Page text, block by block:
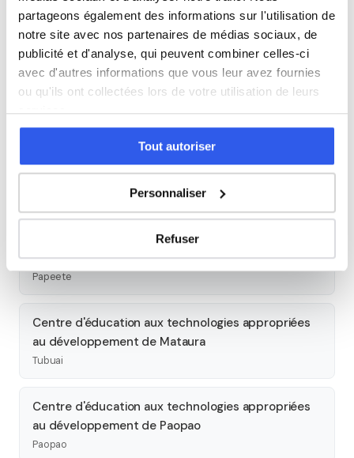
partageons également des informations sur l'utilisation de
notre site avec nos partenaires de médias sociaux, de
publicité et d'analyse, qui peuvent combiner celles-ci
avec d'autres informations que vous leur avez fournies
ou qu'ils ont collectées lors de votre utilisation de leurs
services.
Tout autoriser
Personnaliser
Refuser
Études supérieures
Autres lycées à proximité
Lycée hôtelier de Tahiti
Lycée Samuel Raapoto
Arue
Collège et lycée Pomare IV
Papeete
Centre d'éducation aux technologies appropriées
au développement de Mataura
Tubuai
Centre d'éducation aux technologies appropriées
au développement de Paopao
Paopao